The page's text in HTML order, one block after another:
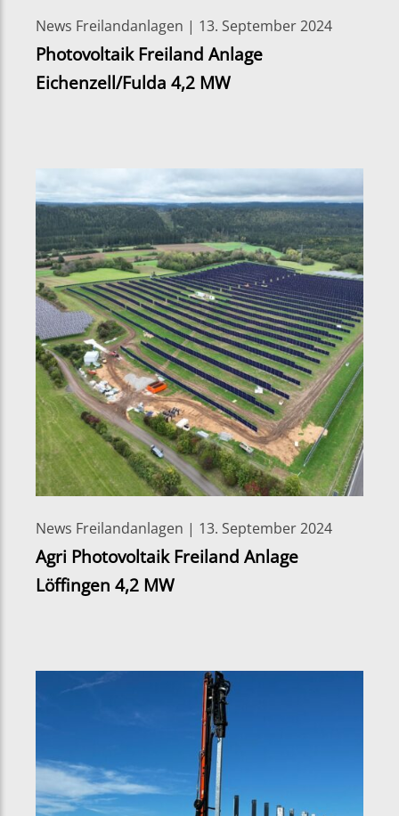
News Freilandanlagen | 13. September 2024
Photovoltaik Freiland Anlage
Eichenzell/Fulda 4,2 MW
News Freilandanlagen | 13. September 2024
Agri Photovoltaik Freiland Anlage
Löffingen 4,2 MW